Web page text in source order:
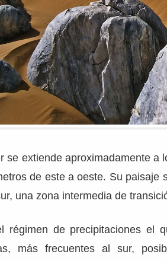
se extiende aproximadamente a
de este a oeste. Su paisaje
una zona intermedia de
régimen de precipitaciones el
más frecuentes al sur,